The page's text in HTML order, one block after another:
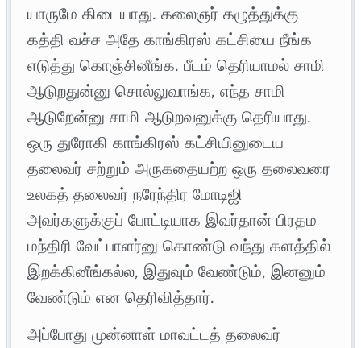
யாருமே கிடையாது. கலைஞர் கழுத்துக்கு
கத்தி வச்ச அதே காங்கிரஸ் கட்சியை நீங்க
எடுத்து கொஞ்சினீங்க. பீடம் தெரியாமல் சாமி
ஆடுறதுன்னு சொல்லுவாங்க, எந்த சாமி
ஆடுறேன்னு சாமி ஆடுறவனுக்கு தெரியாது.
ஒரு துரோகி காங்கிரஸ் கட்சியினுடைய
தலைவர் சற்றும் அருகதையற்ற ஒரு தலைவரை
உலகத் தலைவர் நரேந்திர மோடிஜி
அவர்களுக்குப் போட்டியாக இவர்தான் பிரதம
மந்திரி வேட்பாளர்னு கொண்டு வந்து களத்தில்
இறக்கினீங்கல்ல, இதுவும் வேண்டும், இனனும்
வேண்டும் என தெரிவித்தார்.
அப்போது முன்னாள் மாவட்டத் தலைவர்